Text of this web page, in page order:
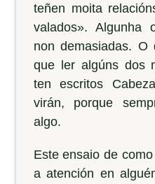
teñen moita
valados». Algunha
non demasiadas.
que ler algúns dos
ten escritos
virán, porque
algo.
Este ensaio de
a atención en